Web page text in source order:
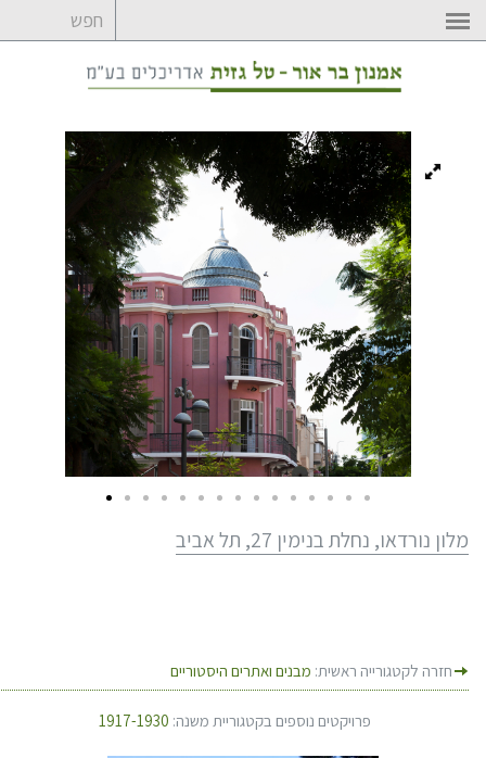
לדלג
לתוכן
מלון נורדאו, נחלת בנימין 27, תל אביב
חזרה לקטגורייה ראשית: מבנים ואתרים היסטוריים
פרויקטים נוספים בקטגוריית משנה: 1917-1930